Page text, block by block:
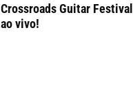
Crossroads Guitar Festival
ao vivo!